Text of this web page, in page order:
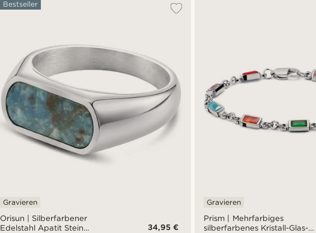
Orisun | Silberfarbener
Edelstahl Apatit Stein
Bestseller
Gravieren
34,95 €
Prism | Mehrfarbiges
silberfarbenes Kristall-Glas-
Gravieren